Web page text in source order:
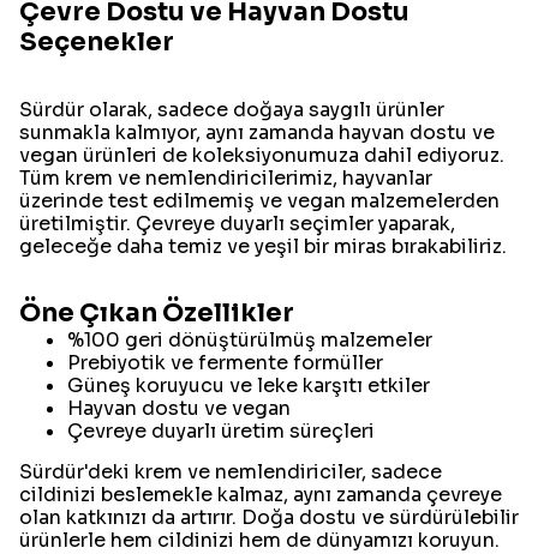
Çevre Dostu ve Hayvan Dostu
Seçenekler
Sürdür olarak, sadece doğaya saygılı ürünler
sunmakla kalmıyor, aynı zamanda hayvan dostu ve
vegan ürünleri de koleksiyonumuza dahil ediyoruz.
Tüm krem ve nemlendiricilerimiz, hayvanlar
üzerinde test edilmemiş ve vegan malzemelerden
üretilmiştir. Çevreye duyarlı seçimler yaparak,
geleceğe daha temiz ve yeşil bir miras bırakabiliriz.
Öne Çıkan Özellikler
%100 geri dönüştürülmüş malzemeler
Prebiyotik ve fermente formüller
Güneş koruyucu ve leke karşıtı etkiler
Hayvan dostu ve vegan
Çevreye duyarlı üretim süreçleri
Sürdür'deki krem ve nemlendiriciler, sadece
cildinizi beslemekle kalmaz, aynı zamanda çevreye
olan katkınızı da artırır. Doğa dostu ve sürdürülebilir
ürünlerle hem cildinizi hem de dünyamızı koruyun.